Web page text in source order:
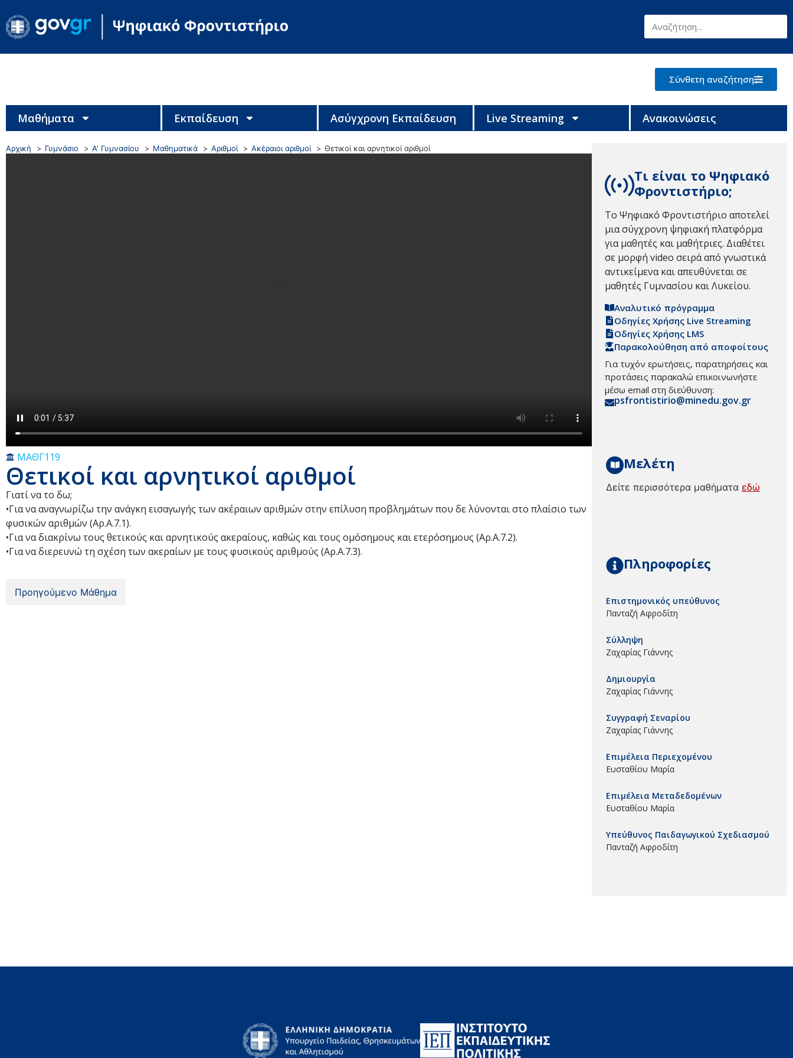
Σύνθετη αναζήτηση
Μαθήματα Εκπαίδευση Ασύγχρονη Εκπαίδευση Live Streaming Ανακοινώσεις
Αρχική Γυμνάσιο Α' Γυμνασίου Μαθηματικά Αριθμοί Ακέραιοι αριθμοί Θετικοί και αρνητικοί αριθμοί
ΜΑΘΓ119
Θετικοί και αρνητικοί αριθμοί
Γιατί να το δω;
•Για να αναγνωρίζω την ανάγκη εισαγωγής των ακέραιων αριθμών στην επίλυση προβλημάτων που δε λύνονται στο πλαίσιο των
φυσικών αριθμών (Αρ.Α.7.1).
•Για να διακρίνω τους θετικούς και αρνητικούς ακεραίους, καθώς και τους ομόσημους και ετερόσημους (Αρ.Α.7.2).
•Για να διερευνώ τη σχέση των ακεραίων με τους φυσικούς αριθμούς (Αρ.Α.7.3).
Προηγούμενο Μάθημα
Τι είναι το Ψηφιακό
Φροντιστήριο;
Το Ψηφιακό Φροντιστήριο αποτελεί
μια σύγχρονη ψηφιακή πλατφόρμα
για μαθητές και μαθήτριες. Διαθέτει
σε μορφή video σειρά από γνωστικά
αντικείμενα και απευθύνεται σε
μαθητές Γυμνασίου και Λυκείου.
Αναλυτικό πρόγραμμα
Οδηγίες Χρήσης Live Streaming
Οδηγίες Χρήσης LMS
Παρακολούθηση από αποφοίτους
Για τυχόν ερωτήσεις, παρατηρήσεις και
προτάσεις παρακαλώ επικοινωνήστε
μέσω email στη διεύθυνση:
psfrontistirio@minedu.gov.gr
Μελέτη
Δείτε περισσότερα μαθήματα εδώ
Πληροφορίες
Επιστημονικός υπεύθυνος
Πανταζή Αφροδίτη
Σύλληψη
Ζαχαρίας Γιάννης
Δημιουργία
Ζαχαρίας Γιάννης
Συγγραφή Σεναρίου
Ζαχαρίας Γιάννης
Επιμέλεια Περιεχομένου
Ευσταθίου Μαρία
Επιμέλεια Μεταδεδομένων
Ευσταθίου Μαρία
Υπεύθυνος Παιδαγωγικού Σχεδιασμού
Πανταζή Αφροδίτη